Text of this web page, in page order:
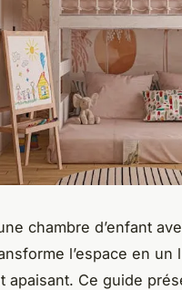
chambre d’enfant
l’espace en un
apaisant. Ce guide